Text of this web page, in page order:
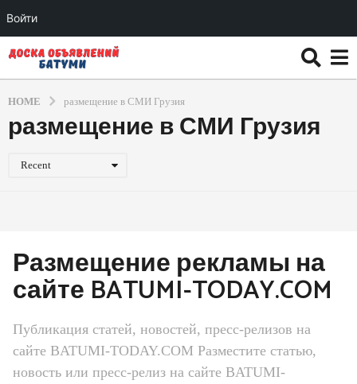
Войти
HOME размещение в СМИ Грузия
размещение в СМИ Грузия
Recent
Размещение рекламы на
сайте BATUMI-TODAY.COM
Публикация статей, новостей, пресс-релизов на
сайте BATUMI-TODAY.COM Разместите статью,
новость или пресс-релиз на сайте BATUMI-